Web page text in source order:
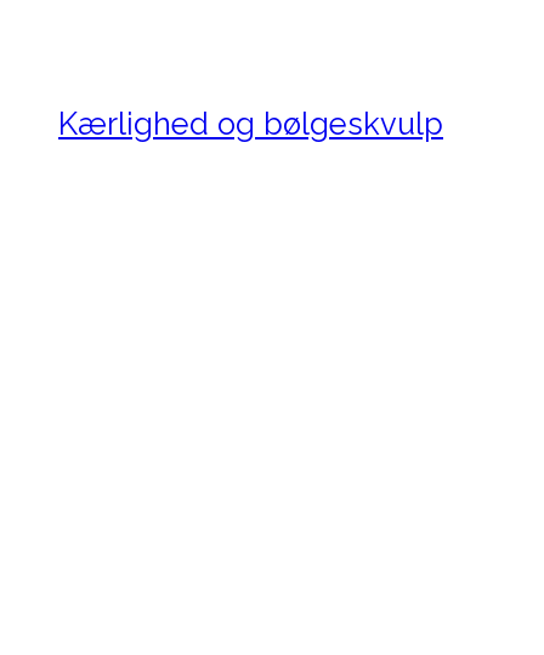
Kærlighed og bølgeskvulp